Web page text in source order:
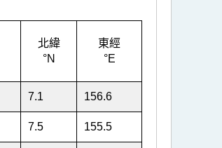
北緯
°N
東經
°E
7.1 156.6
7.5 155.5